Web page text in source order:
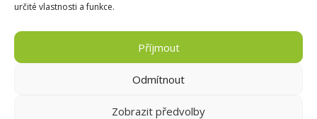
určité vlastnosti a funkce.
Příjmout
Odmítnout
Zobrazit předvolby
webových stránek:
Zpracování osobních údajů